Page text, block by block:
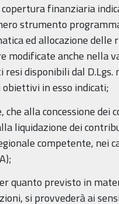
finanziaria
strumento
ed allocazione
modificate anche nella
resi disponibili dal
in esso indicati;
alla concessione dei
liquidazione dei
competente, nei
quanto previsto in
si provvederà ai